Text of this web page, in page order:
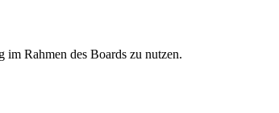
im Rahmen des Boards zu nutzen.